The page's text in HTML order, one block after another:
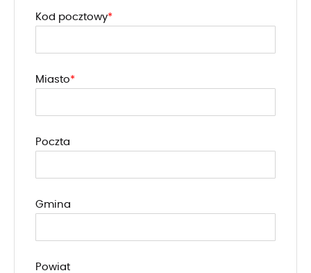
Kod pocztowy
Miasto
Poczta
Gmina
Powiat